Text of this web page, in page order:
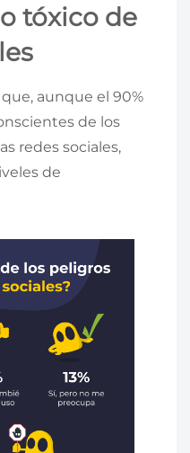
tóxico de
aunque el 90%
de los
redes sociales,
de